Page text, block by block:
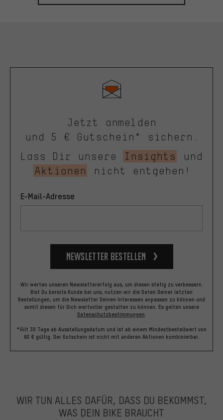
Jetzt anmelden
und 5 € Gutschein* sichern.
Lass Dir unsere
Insights
und
Aktionen
nicht entgehen!
E-Mail-Adresse
Newsletter bestellen
Wir werten unseren Newslettererfolg aus, um diesen stetig zu verbessern.
Bist Du bereits Kunde bei uns, nutzen wir die Daten Deiner letzten
Bestellungen, um die Newsletter Deinen Interessen anpassen zu können und
somit diesen für Dich wertvoller gestalten zu können. Es gelten unsere
Datenschutzbestimmungen.
*Gilt 30 Tage ab Ausstellungsdatum und ist ab einem Mindestbestellwert von
60 € gültig. Der Gutschein ist nicht mit anderen Aktionen kombinierbar.
WIR TUN ALLES DAFÜR, DASS DU BEKOMMST,
WAS DEIN BIKE BRAUCHT